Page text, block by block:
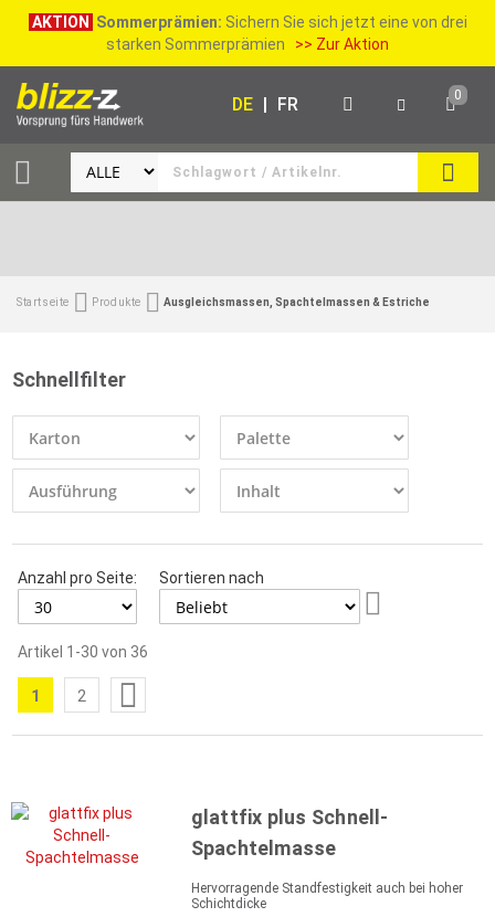
AKTION Sommerprämien: Sichern Sie sich jetzt eine von drei
starken Sommerprämien >> Zur Aktion
SUCHE
DE | FR 0
Startseite Produkte Ausgleichsmassen, Spachtelmassen & Estriche
Schnellfilter
Anzahl pro Seite:
Sortieren nach
Artikel 1 -30 von 36
Sie
Seite
1 Seite
2
glattfix plus Schnell-
Spachtelmasse
Hervorragende Standfestigkeit auch bei hoher
Schichtdicke